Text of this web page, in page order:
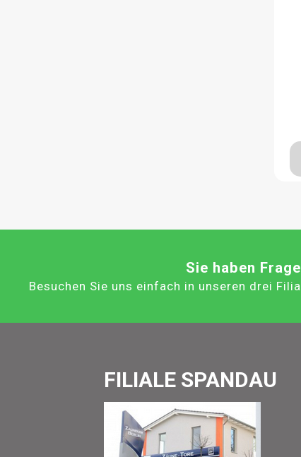
Sie haben
Besuchen Sie uns einfach in unseren drei
FILIALE SPANDAU